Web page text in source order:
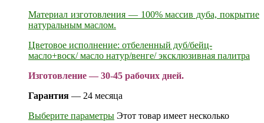
Материал изготовления — 100% массив дуба, покрытие
натуральным маслом.
Цветовое исполнение: отбеленный дуб/бейц-
масло+воск/ масло натур/венге/ эксклюзивная палитра
Изготовление — 30-45 рабочих дней.
Гарантия — 24 месяца
Выберите параметры Этот товар имеет несколько